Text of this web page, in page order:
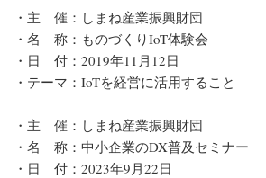
・主 催：しまね産業振興財団
・名 称：ものづくりIoT体験会
・日 付：2019年11月12日
・テーマ：IoTを経営に活用すること
・主 催：しまね産業振興財団
・名 称：中小企業のDX普及セミナー
・日 付：2023年9月22日